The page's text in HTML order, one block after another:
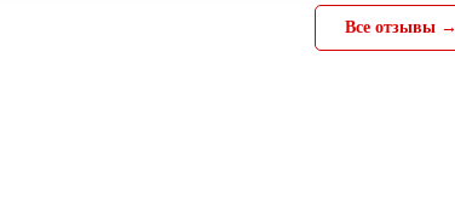
Все отзывы →